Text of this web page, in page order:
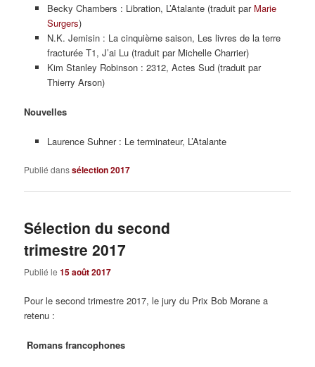
Becky Chambers : Libration, L’Atalante (traduit par Marie
Surgers)
N.K. Jemisin : La cinquième saison, Les livres de la terre
fracturée T1, J’ai Lu (traduit par Michelle Charrier)
Kim Stanley Robinson : 2312, Actes Sud (traduit par
Thierry Arson)
Nouvelles
Laurence Suhner : Le terminateur, L’Atalante
Publié danssélection 2017
Sélection du second
trimestre 2017
Publié le15 août 2017
Pour le second trimestre 2017, le jury du Prix Bob Morane a
retenu :
Romans francophones